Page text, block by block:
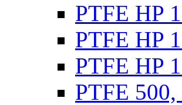
PTFE HP
PTFE HP
PTFE HP
PTFE